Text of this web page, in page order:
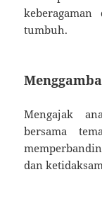
tumbuh.
Mengajak
bersama
dan